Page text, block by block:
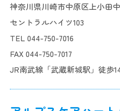
神奈川県川崎市中原区上小田
セントラルハイツ103
TEL 044-750-7016
FAX 044-750-7017
JR南武線「武蔵新城駅」徒歩